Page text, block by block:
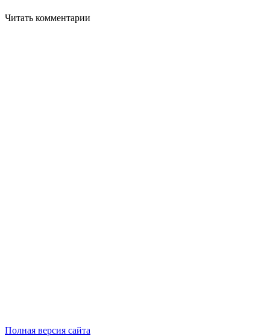
Читать комментарии
Полная версия сайта